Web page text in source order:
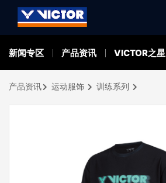
新闻专区 产品资讯 VICTOR之星
产品资讯 运动服饰 训练系列